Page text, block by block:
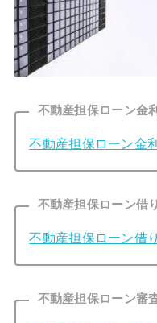
不動産担保ローン金
不動産担保ローン金利
不動産担保ローン借
不動産担保ローン借
不動産担保ローン審